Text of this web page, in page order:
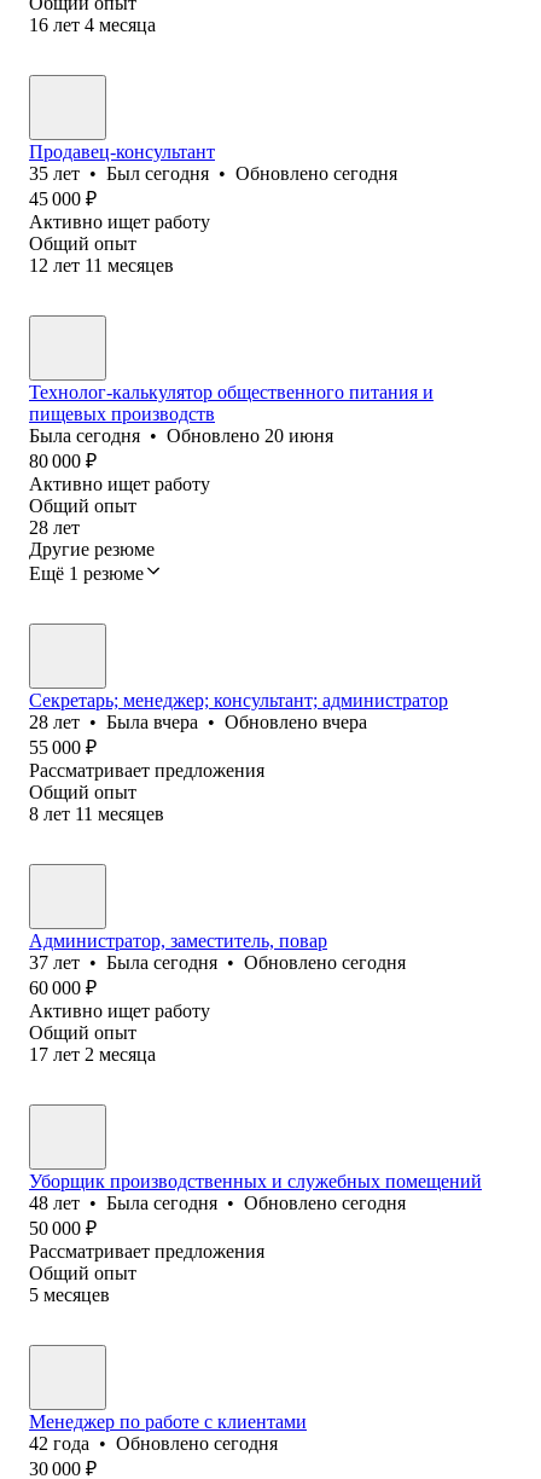
16 лет 4 месяца
Продавец-консультант
35 лет • Был сегодня • Обновлено сегодня
45 000 ₽
Активно ищет работу
Общий опыт
12 лет 11 месяцев
Технолог-калькулятор общественного питания и
пищевых производств
Была сегодня • Обновлено 20 июня
80 000 ₽
Активно ищет работу
Общий опыт
28 лет
Другие резюме
Ещё 1 резюме
Секретарь; менеджер; консультант; администратор
28 лет • Была вчера • Обновлено вчера
55 000 ₽
Рассматривает предложения
Общий опыт
8 лет 11 месяцев
Администратор, заместитель, повар
37 лет • Была сегодня • Обновлено сегодня
60 000 ₽
Активно ищет работу
Общий опыт
17 лет 2 месяца
Уборщик производственных и служебных помещений
48 лет • Была сегодня • Обновлено сегодня
50 000 ₽
Рассматривает предложения
Общий опыт
5 месяцев
Менеджер по работе с клиентами
42 года • Обновлено сегодня
30 000 ₽